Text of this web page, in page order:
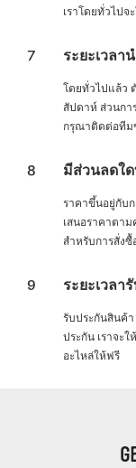
เราโดยทั่วไปจ
7 ระยะเวลา
โดยทั่วไปแล้ว
สัปดาห์ ส่วนกา
กรุณาติดต่อทีมข
8 มีส่วนลดใ
ราคาขึ้นอยู่กับ
เสนอราคาตา
สำหรับการสั่ง
9 ระยะเวลา
รับประกันสินค้
ประกัน เราจะ
อะไหล่ให้ฟรี